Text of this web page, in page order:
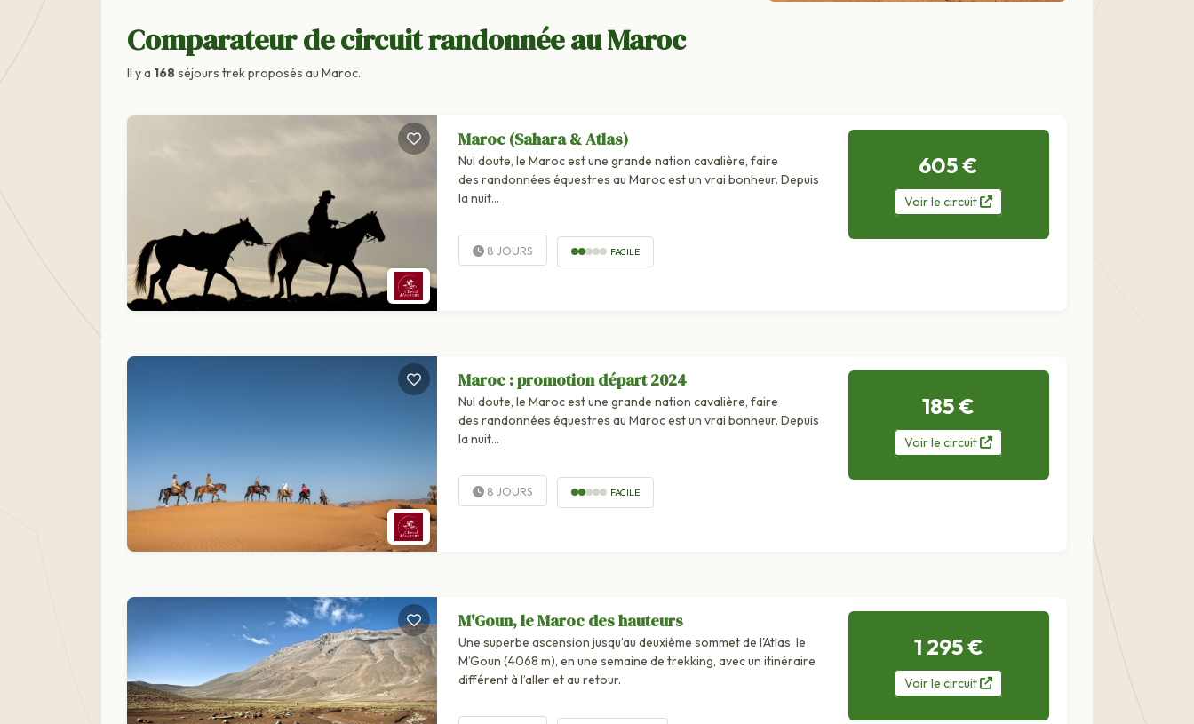
Comparateur de circuit randonnée au Maroc
Il y a 168séjours trek proposés au Maroc.
Maroc (Sahara & Atlas)
Nul doute, le Maroc est une grande nation cavalière, faire
des randonnées équestres au Maroc est un vrai bonheur. Depuis
la nuit...
8 JOURS FACILE
605 €
Voirle circuit
Maroc : promotion départ 2024
Nul doute, le Maroc est une grande nation cavalière, faire
des randonnées équestres au Maroc est un vrai bonheur. Depuis
la nuit...
8 JOURS FACILE
185 €
Voirle circuit
M'Goun, le Maroc des hauteurs
Une superbe ascension jusqu’au deuxième sommet de l'Atlas, le
M’Goun (4068 m), en une semaine de trekking, avec un itinéraire
différent à l’aller et au retour.
1 295 €
Voirle circuit